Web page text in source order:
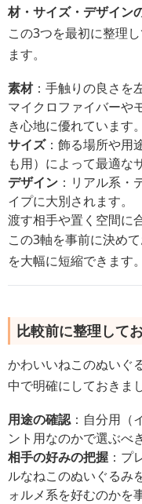
材・サイズ・デザイン
この3つを最初に整理
ます。
素材：手触りの良さを
マイクロファイバーや
き心地に優れています。
サイズ：飾る場所や用
も用）によって最適な
デザイン ：リアル系・
イプに大別されます。
渡す相手や置く空間に
この3軸を事前に決め
を大幅に短縮できます。
比較前に整理して
かわいいねこのぬいぐ
中で明確にしておきま
用途の確認：自分用（
ント用なのかで選ぶべ
相手の好みの把握 ：プ
ルなねこのぬいぐるみ
ォルメ系を好むのかを